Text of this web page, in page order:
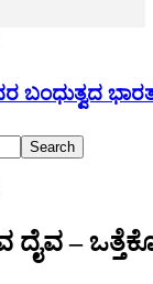
ಬಂಧುತ್ವದ
ದೈವ –